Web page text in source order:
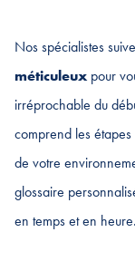
Nos spécialistes
méticuleux pour
irréprochable du
comprend les
de votre
glossaire
en temps et en heure.